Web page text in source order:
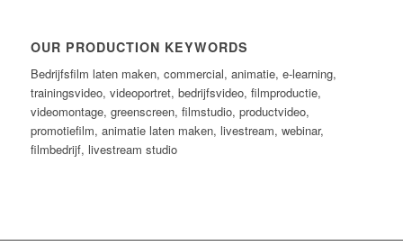
OUR PRODUCTION KEYWORDS
Bedrijfsfilm laten maken, commercial, animatie, e-learning,
trainingsvideo, videoportret, bedrijfsvideo, filmproductie,
videomontage, greenscreen, filmstudio, productvideo,
promotiefilm, animatie laten maken, livestream, webinar,
filmbedrijf, livestream studio